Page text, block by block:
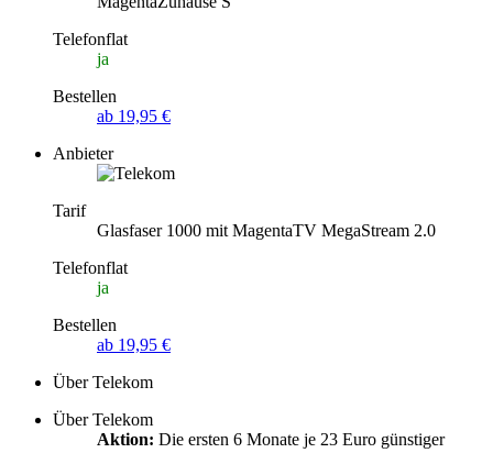
Telefonflat
ja
Bestellen
ab 19,95 €
Anbieter
Tarif
Glasfaser 1000 mit MagentaTV MegaStream 2.0
Telefonflat
ja
Bestellen
ab 19,95 €
Über Telekom
Über Telekom
Aktion: Die ersten 6 Monate je 23 Euro günstiger